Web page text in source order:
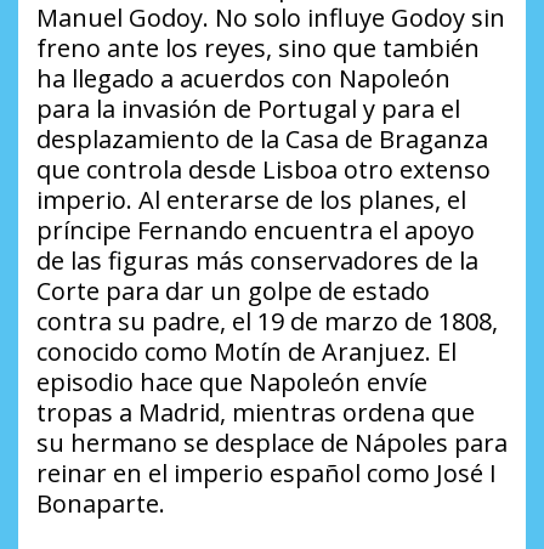
Manuel Godoy. No solo influye Godoy sin
freno ante los reyes, sino que también
ha llegado a acuerdos con Napoleón
para la invasión de Portugal y para el
desplazamiento de la Casa de Braganza
que controla desde Lisboa otro extenso
imperio. Al enterarse de los planes, el
príncipe Fernando encuentra el apoyo
de las figuras más conservadores de la
Corte para dar un golpe de estado
contra su padre, el 19 de marzo de 1808,
conocido como Motín de Aranjuez. El
episodio hace que Napoleón envíe
tropas a Madrid, mientras ordena que
su hermano se desplace de Nápoles para
reinar en el imperio español como José I
Bonaparte.